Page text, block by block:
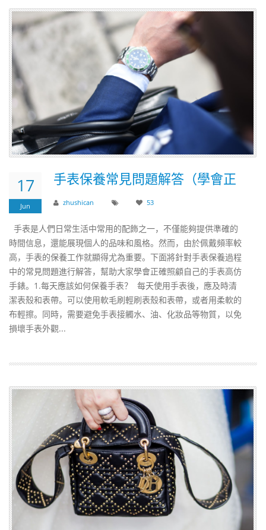
17
Jun
​手表保養常見問題解答（學會正
zhushican 53
手表是人們日常生活中常用的配飾之一，不僅能夠提供準確的
時間信息，還能展現個人的品味和風格。然而，由於佩戴頻率較
高，手表的保養工作就顯得尤為重要。下面將針對手表保養過程
中的常見問題進行解答，幫助大家學會正確照顧自己的手表高仿
手錶。1.每天應該如何保養手表？ 每天使用手表後，應及時清
潔表殼和表帶。可以使用軟毛刷輕刷表殼和表帶，或者用柔軟的
布輕擦。同時，需要避免手表接觸水、油、化妝品等物質，以免
損壞手表外觀...